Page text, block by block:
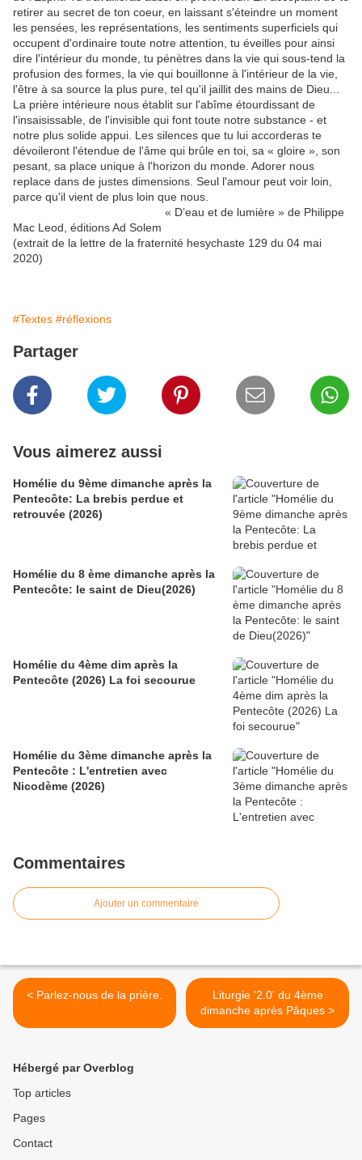
retirer au secret de ton coeur, en laissant s'éteindre un moment
les pensées, les représentations, les sentiments superficiels qui
occupent d'ordinaire toute notre attention, tu éveilles pour ainsi
dire l'intérieur du monde, tu pénètres dans la vie qui sous-tend la
profusion des formes, la vie qui bouillonne à l'intérieur de la vie,
l'être à sa source la plus pure, tel qu'il jaillit des mains de Dieu...
La prière intérieure nous établit sur l'abîme étourdissant de
l'insaisissable, de l'invisible qui font toute notre substance - et
notre plus solide appui. Les silences que tu lui accorderas te
dévoileront l'étendue de l'âme qui brûle en toi, sa « gloire », son
pesant, sa place unique à l'horizon du monde. Adorer nous
replace dans de justes dimensions. Seul l'amour peut voir loin,
parce qu'il vient de plus loin que nous.
« D’eau et de lumière » de Philippe
Mac Leod, éditions Ad Solem
(extrait de la lettre de la fraternité hesychaste 129 du 04 mai
2020)
#Textes #réflexions
Partager
Vous aimerez aussi
Homélie du 9ème dimanche après la
Pentecôte: La brebis perdue et
retrouvée (2026)
Homélie du 8 ème dimanche après la
Pentecôte: le saint de Dieu(2026)
Homélie du 4ème dim après la
Pentecôte (2026) La foi secourue
Homélie du 3ème dimanche après la
Pentecôte : L'entretien avec
Nicodème (2026)
Commentaires
Ajouter un commentaire
< Parlez-nous de la prière.
Liturgie '2.0' du 4ème
dimanche après Pâques >
Hébergé par Overblog
Top articles
Pages
Contact